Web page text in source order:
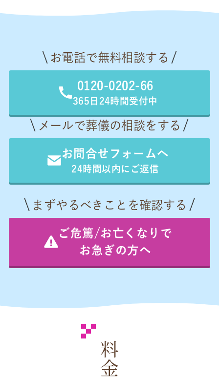
お電話で無料相談する
0120-0202-66
365日24時間受付中
メールで葬儀の相談をする
お問合せフォームへ
24時間以内にご返信
まずやるべきことを確認する
ご危篤/お亡くなりで
お急ぎの方へ
料金